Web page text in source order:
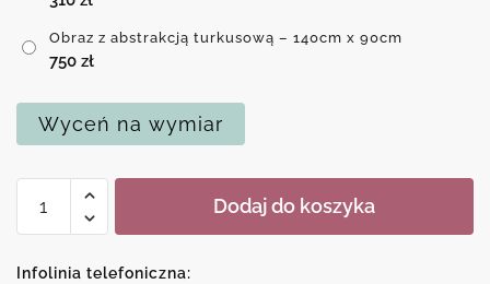
Obraz z abstrakcją turkusową – 140cm x 90cm
750 zł
Wyceń na wymiar
Obraz
abstrakcją
Dodaj do koszyka
Infolinia telefoniczna: